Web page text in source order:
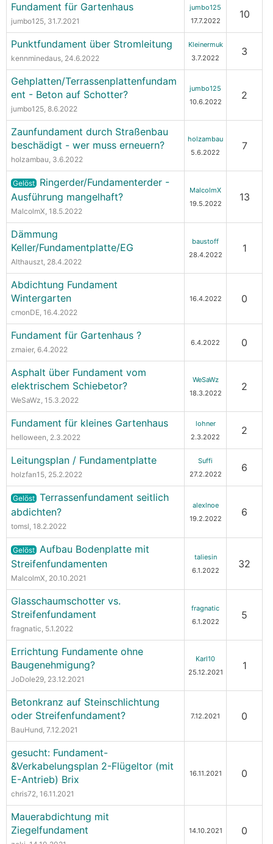
Fundament für Gartenhaus
jumbo125, 31.7.2021
jumbo125
17.7.2022
10
Punktfundament über Stromleitung
kennminedaus, 24.6.2022
Kleinermuk
3.7.2022
3
Gehplatten/Terrassenplattenfundam
ent - Beton auf Schotter?
jumbo125, 8.6.2022
jumbo125
10.6.2022
2
Zaunfundament durch Straßenbau
beschädigt - wer muss erneuern?
holzambau, 3.6.2022
holzambau
5.6.2022
7
Gelöst Ringerder/Fundamenterder -
Ausführung mangelhaft?
MalcolmX, 18.5.2022
MalcolmX
19.5.2022
13
Dämmung
Keller/Fundamentplatte/EG
Althauszt, 28.4.2022
baustoff
28.4.2022
1
Abdichtung Fundament
Wintergarten
cmonDE, 16.4.2022
16.4.2022 0
Fundament für Gartenhaus ?
zmaier, 6.4.2022
6.4.2022 0
Asphalt über Fundament vom
elektrischem Schiebetor?
WeSaWz, 15.3.2022
WeSaWz
18.3.2022
2
Fundament für kleines Gartenhaus
helloween, 2.3.2022
lohner
2.3.2022
2
Leitungsplan / Fundamentplatte
holzfan15, 25.2.2022
Suffi
27.2.2022
6
Gelöst Terrassenfundament seitlich
abdichten?
tomsl, 18.2.2022
alexlnoe
19.2.2022
6
Gelöst Aufbau Bodenplatte mit
Streifenfundamenten
MalcolmX, 20.10.2021
taliesin
6.1.2022
32
Glasschaumschotter vs.
Streifenfundament
fragnatic, 5.1.2022
fragnatic
6.1.2022
5
Errichtung Fundamente ohne
Baugenehmigung?
JoDole29, 23.12.2021
Karl10
25.12.2021
1
Betonkranz auf Steinschlichtung
oder Streifenfundament?
BauHund, 7.12.2021
7.12.2021 0
gesucht: Fundament-
&Verkabelungsplan 2-Flügeltor (mit
E-Antrieb) Brix
chris72, 16.11.2021
16.11.2021 0
Mauerabdichtung mit
Ziegelfundament
14.10.2021 0